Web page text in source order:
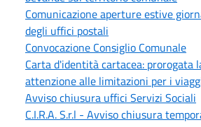
Comunicazione aperture estive
degli uffici postali
Convocazione Consiglio Comunale
Carta d'identità cartacea: prorogata
attenzione alle limitazioni per i
Avviso chiusura uffici Servizi Sociali
C.I.R.A. S.r.l - Avviso chiusura